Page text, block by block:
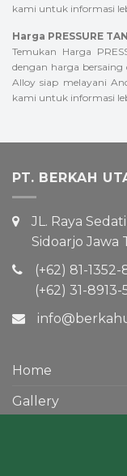
kami untuk informasi
Harga PRESSURE
Temukan Harga
dengan harga
Alloy siap melayani
kami untuk informasi
PT. BERKAH
JL. Raya
Sidoarjo Jawa
(+62) 81-1352-
(+62) 31-
Home
Gallery